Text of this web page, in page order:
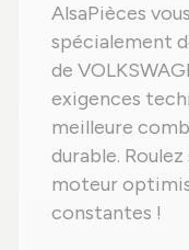
AlsaPièces
spécialement
de
exigences
meilleure
durable.
moteur
constantes !